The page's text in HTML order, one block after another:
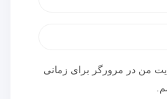
من در مرورگر برای زمانی